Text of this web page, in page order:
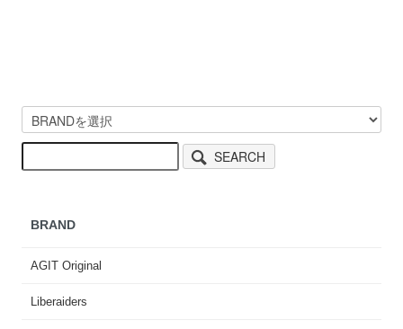
SEARCH
BRAND
AGIT Original
Liberaiders